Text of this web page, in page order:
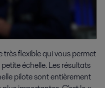
très flexible qui vous permet
échelle. Les résultats
pilote sont entièrement